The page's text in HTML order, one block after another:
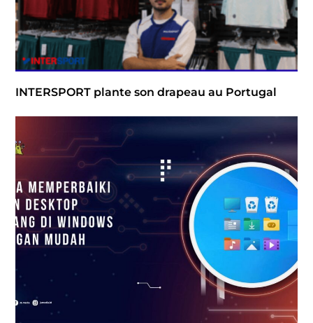
INTERSPORT plante son drapeau au Portugal